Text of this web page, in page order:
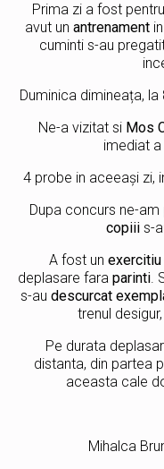
Prima zi a fost pentru
avut un antrenamentin
cuminti s-au
Duminica dimineața,
Ne-a vizitat si Mos
imediat
4 probe in aceeași zi,
Dupa concurs ne-
copiii s-
A fost un exercitiu
deplasare fara parinti.
s-au descurcat
trenul
Pe durata
distanta, din partea
aceasta cale
Mihalca